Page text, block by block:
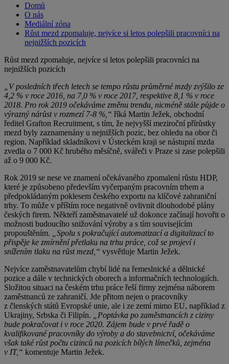
Domů
O nás
Mediální zóna
Růst mezd zpomaluje, nejvíce si letos polepšili pracovníci na
nejnižších pozicích
Růst mezd zpomaluje, nejvíce si letos polepšili pracovníci na
nejnižších pozicích
„V posledních třech letech se tempo růstu průměrné mzdy zvýšilo ze
4,2 % v roce 2016, na 7,0 % v roce 2017, respektive 8,1 % v roce
2018. Pro rok 2019 očekáváme změnu trendu, nicméně stále půjde o
výrazný nárůst v rozmezí 7-8 %,“ říká Martin Ježek, obchodní
ředitel Grafton Recruitment, s tím, že nejvyšší meziroční přírůstky
mezd byly zaznamenány u nejnižších pozic, bez ohledu na obor či
region. Například skladníkovi v Ústeckém kraji se nástupní mzda
zvedla o 7 000 Kč hrubého měsíčně, svářeči v Praze si zase polepšili
až o 9 000 Kč.
Rok 2019 se nese ve znamení očekávaného zpomalení růstu HDP,
které je způsobeno především vyčerpaným pracovním trhem a
předpokládaným poklesem českého exportu na klíčové zahraniční
trhy. To může v příštím roce negativně ovlivnit dlouhodobé plány
českých firem. Někteří zaměstnavatelé už dokonce začínají hovořit o
možnosti budoucího snižování výroby a s tím souvisejícím
propouštěním.
„Spolu s pokračující automatizací a digitalizací to
přispěje ke zmírnění přetlaku na trhu práce, což se projeví i
snížením tlaku na růst mezd,“ vysvětluje Martin Ježek.
Nejvíce zaměstnavatelům chybí lidé na řemeslnické a dělnické
pozice a dále v technických oborech a informačních technologiích.
Složitou situaci na českém trhu práce řeší firmy zejména náborem
zaměstnanců ze zahraničí. Jde přitom nejen o pracovníky
z členských států Evropské unie, ale i ze zemí mimo EU, například z
Ukrajiny, Srbska či Filipín.
„Poptávka po zaměstnancích z ciziny
bude pokračovat i v roce 2020. Zájem bude v prvé řadě o
kvalifikované pracovníky do výroby a do stavebnictví, očekáváme
však také růst počtu cizinců na pozicích bílých límečků, zejména
v IT,“ komentuje Martin Ježek.